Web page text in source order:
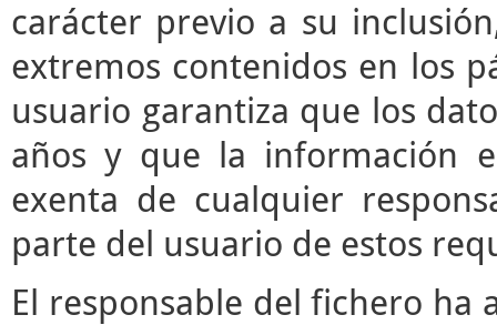
carácter previo a su
extremos contenidos en los
usuario garantiza que los
años y que la información
exenta de cualquier
parte del usuario de estos
El responsable del fichero ha